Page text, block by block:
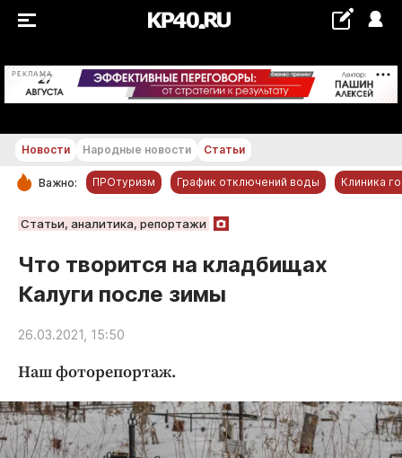
РЕКЛАМА +19...+20 °С
РУБРИКИ
Новости компаний
Статьи
Народные новости
Благоустройство
Криминал
Культура
Новости Народные новости Статьи
Важно: ПРОтуризм График отключений воды Клиника
Статьи, аналитика, репортажи
Что творится на кладбищах
Калуги после зимы
26.03.2021, 15:50
Наш фоторепортаж.